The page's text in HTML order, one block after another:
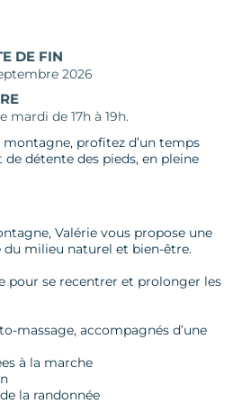
DE FIN
2026
mardi de 17h à 19h.
montagne, profitez d’un temps
détente des pieds, en pleine
Valérie vous propose une
milieu naturel et bien-être.
pour se recentrer et prolonger les
massage, accompagnés d’une
à la marche
la randonnée